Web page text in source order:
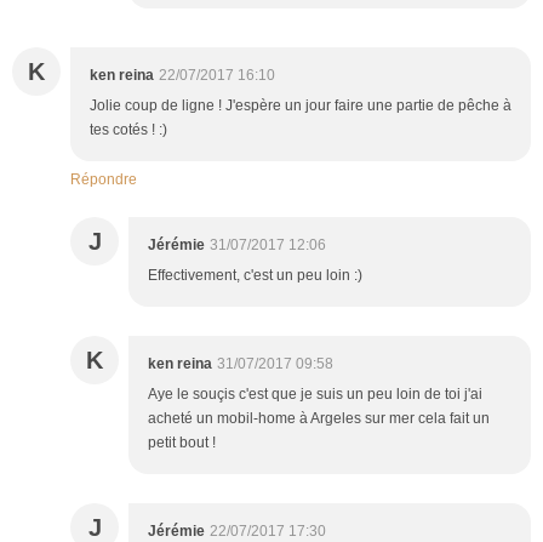
K ken reina 22/07/2017 16:10
Jolie coup de ligne ! J'espère un jour faire une partie de pêche à
tes cotés ! :)
Répondre
J Jérémie 31/07/2017 12:06
Effectivement, c'est un peu loin :)
K ken reina 31/07/2017 09:58
Aye le souçis c'est que je suis un peu loin de toi j'ai
acheté un mobil-home à Argeles sur mer cela fait un
petit bout !
J Jérémie 22/07/2017 17:30